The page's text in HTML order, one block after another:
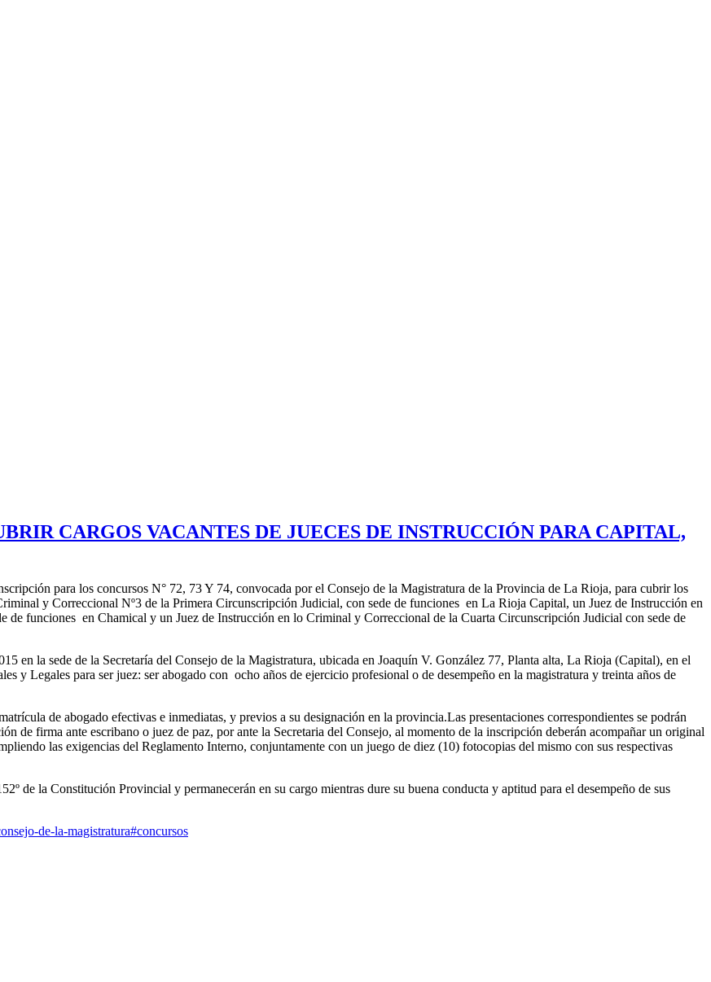
CARGOS VACANTES DE JUECES DE INSTRUCCIÓN PARA CAPITAL,
para los concursos N° 72, 73 Y 74, convocada por el Consejo de la Magistratura de la Provincia de La Rioja, para cubrir los
y Correccional Nº3 de la Primera Circunscripción Judicial, con sede de funciones en La Rioja Capital, un Juez de Instrucción en
funciones en Chamical y un Juez de Instrucción en lo Criminal y Correccional de la Cuarta Circunscripción Judicial con sede de
en la sede de la Secretaría del Consejo de la Magistratura, ubicada en Joaquín V. González 77, Planta alta, La Rioja (Capital), en el
y Legales para ser juez: ser abogado con ocho años de ejercicio profesional o de desempeño en la magistratura y treinta años de
de abogado efectivas e inmediatas, y previos a su designación en la provincia.Las presentaciones correspondientes se podrán
de firma ante escribano o juez de paz, por ante la Secretaria del Consejo, al momento de la inscripción deberán acompañar un original
las exigencias del Reglamento Interno, conjuntamente con un juego de diez (10) fotocopias del mismo con sus respectivas
de la Constitución Provincial y permanecerán en su cargo mientras dure su buena conducta y aptitud para el desempeño de sus
de-la-magistratura#concursos